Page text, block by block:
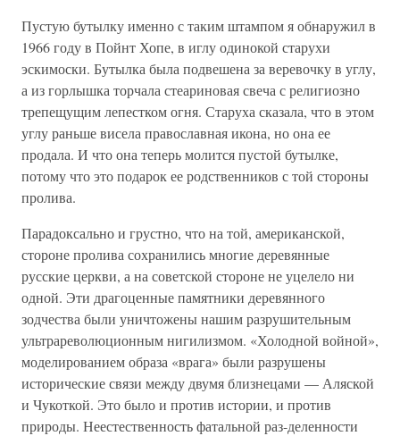
Пустую бутылку именно с таким штампом я обнаружил в
1966 году в Пойнт Хопе, в иглу одинокой старухи
эскимоски. Бутылка была подвешена за веревочку в углу,
а из горлышка торчала стеариновая свеча с религиозно
трепещущим лепестком огня. Старуха сказала, что в этом
углу раньше висела православная икона, но она ее
продала. И что она теперь молится пустой бутылке,
потому что это подарок ее родственников с той стороны
пролива.
Парадоксально и грустно, что на той, американской,
стороне пролива сохранились многие деревянные
русские церкви, а на советской стороне не уцелело ни
одной. Эти драгоценные памятники деревянного
зодчества были уничтожены нашим разрушительным
ультрареволюционным нигилизмом. «Холодной войной»,
моделированием образа «врага» были разрушены
исторические связи между двумя близнецами — Аляской
и Чукоткой. Это было и против истории, и против
природы. Неестественность фатальной раз-деленности